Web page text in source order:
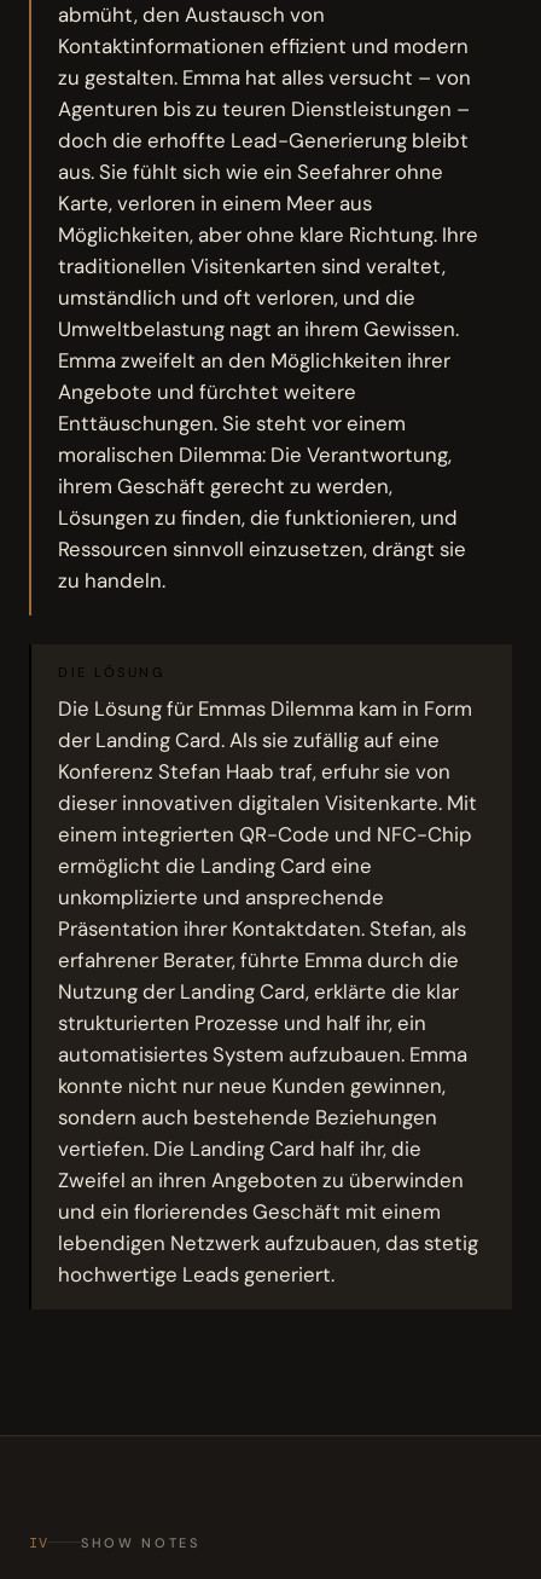
abmüht, den Austausch von
Kontaktinformationen effizient und modern
zu gestalten. Emma hat alles versucht – von
Agenturen bis zu teuren Dienstleistungen –
doch die erhoffte Lead-Generierung bleibt
aus. Sie fühlt sich wie ein Seefahrer ohne
Karte, verloren in einem Meer aus
Möglichkeiten, aber ohne klare Richtung. Ihre
traditionellen Visitenkarten sind veraltet,
umständlich und oft verloren, und die
Umweltbelastung nagt an ihrem Gewissen.
Emma zweifelt an den Möglichkeiten ihrer
Angebote und fürchtet weitere
Enttäuschungen. Sie steht vor einem
moralischen Dilemma: Die Verantwortung,
ihrem Geschäft gerecht zu werden,
Lösungen zu finden, die funktionieren, und
Ressourcen sinnvoll einzusetzen, drängt sie
zu handeln.
DIE LÖSUNG
Die Lösung für Emmas Dilemma kam in Form
der Landing Card. Als sie zufällig auf eine
Konferenz Stefan Haab traf, erfuhr sie von
dieser innovativen digitalen Visitenkarte. Mit
einem integrierten QR-Code und NFC-Chip
ermöglicht die Landing Card eine
unkomplizierte und ansprechende
Präsentation ihrer Kontaktdaten. Stefan, als
erfahrener Berater, führte Emma durch die
Nutzung der Landing Card, erklärte die klar
strukturierten Prozesse und half ihr, ein
automatisiertes System aufzubauen. Emma
konnte nicht nur neue Kunden gewinnen,
sondern auch bestehende Beziehungen
vertiefen. Die Landing Card half ihr, die
Zweifel an ihren Angeboten zu überwinden
und ein florierendes Geschäft mit einem
lebendigen Netzwerk aufzubauen, das stetig
hochwertige Leads generiert.
IV SHOW NOTES